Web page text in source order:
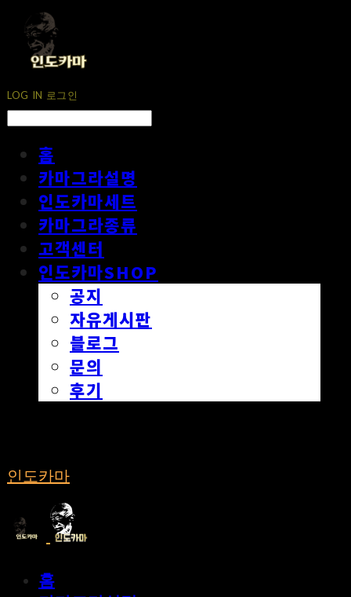
LOG IN 로그인
홈
카마그라설명
인도카마세트
카마그라종류
고객센터
인도카마SHOP
공지
자유게시판
블로그
문의
후기
인도카마
홈